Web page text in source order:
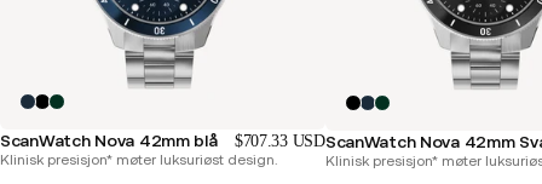
ScanWatch Nova 42mm blå $707.33 USD
Klinisk presisjon* møter luksuriøst design.
ScanWatch Nova 42mm
Klinisk presisjon* møter